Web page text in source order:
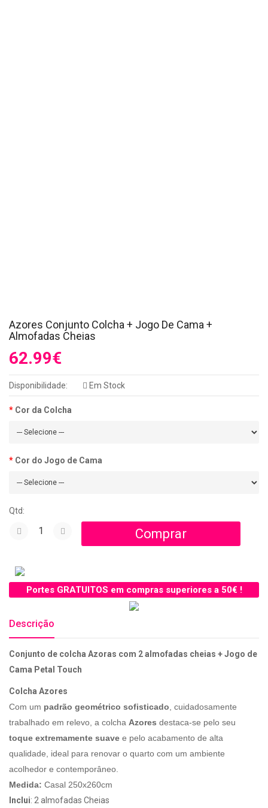
Azores Conjunto Colcha + Jogo De Cama +
Almofadas Cheias
62.99€
Disponibilidade: Em Stock
Cor da Colcha
Cor do Jogo de Cama
Qtd:
Portes GRATUITOS em compras superiores a 50€ !
Descrição
Conjunto de colcha Azoras com 2 almofadas cheias + Jogo de
Cama Petal Touch
Colcha Azores
Com um padrão geométrico sofisticado , cuidadosamente
trabalhado em relevo, a colcha Azores destaca-se pelo seu
toque extremamente suave e pelo acabamento de alta
qualidade, ideal para renovar o quarto com um ambiente
acolhedor e contemporâneo.
Medida: Casal 250x260cm
Inclui: 2 almofadas Cheias